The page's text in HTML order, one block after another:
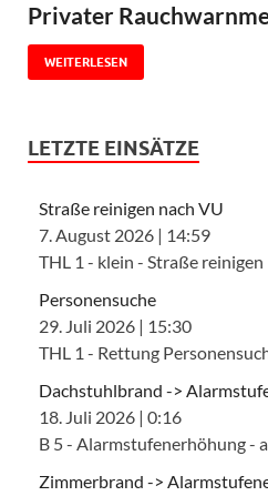
Privater
WEITERLESEN
LETZTE EINSÄTZE
Straße reinigen nach VU
7. August 2026 | 14:59
THL 1 - klein - Straße reinigen
Personensuche
29. Juli 2026 | 15:30
THL 1 - Rettung
Dachstuhlbrand ->
18. Juli 2026 | 0:16
B 5 - Alarmstufenerhöhung -
Zimmerbrand ->